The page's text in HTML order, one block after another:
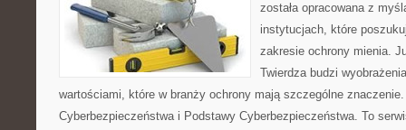
została opracowana z
instytucjach, które
zakresie ochrony mienia.
Twierdza budzi
wartościami, które w branży ochrony mają szczególne
Cyberbezpieczeństwa i Podstawy Cyberbezpieczeństwa. To